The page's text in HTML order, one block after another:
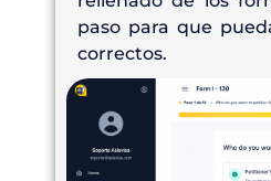
paso para que
correctos.